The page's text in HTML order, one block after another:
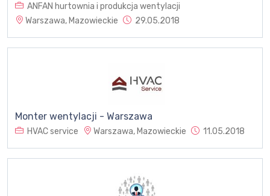
ANFAN hurtownia i produkcja wentylacji
Warszawa, Mazowieckie
29.05.2018
Monter wentylacji - Warszawa
HVAC service Warszawa, Mazowieckie 11.05.2018